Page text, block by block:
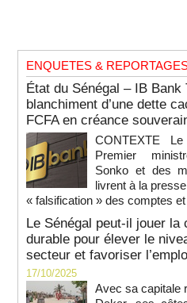
ENQUETES &
État du Sénégal – IB Bank
blanchiment d’une dette
FCFA en créance
CONTEXTE
Premier
Sonko et des
livrent à la
« falsification » des comptes
Le Sénégal peut-il jouer la
durable pour élever le
secteur et favoriser
17/10/2025
Avec sa capitale